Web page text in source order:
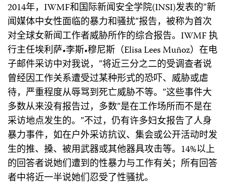
2014年，IWMF和国际新闻安全学院(INSI)发表的”新
闻媒体中女性面临的暴力和骚扰”报告，被称为首次
对全球女新闻工作者威胁所作的综合报告。IWMF 执
行主任埃利萨•李斯•穆尼斯（Elisa Lees Muñoz）在电
子邮件采访中对我说，”将近三分之二的受调查者说
曾经因工作关系遭受过某种形式的恐吓、威胁或虐
待，严重程度从辱骂到死亡威胁不等。”这些事件大
多数从来没有报告过，多数”是在工作场所而不是在
采访地点发生的。”不过，仍有许多妇女报告了人身
暴力事件，如在户外采访抗议、集会或公开活动时发
生的推、搡、被用武器或其他器具攻击等。14%以上
的回答者说她们遭到的性暴力与工作有关；所有回答
者中将近一半说她们忍受了性骚扰。